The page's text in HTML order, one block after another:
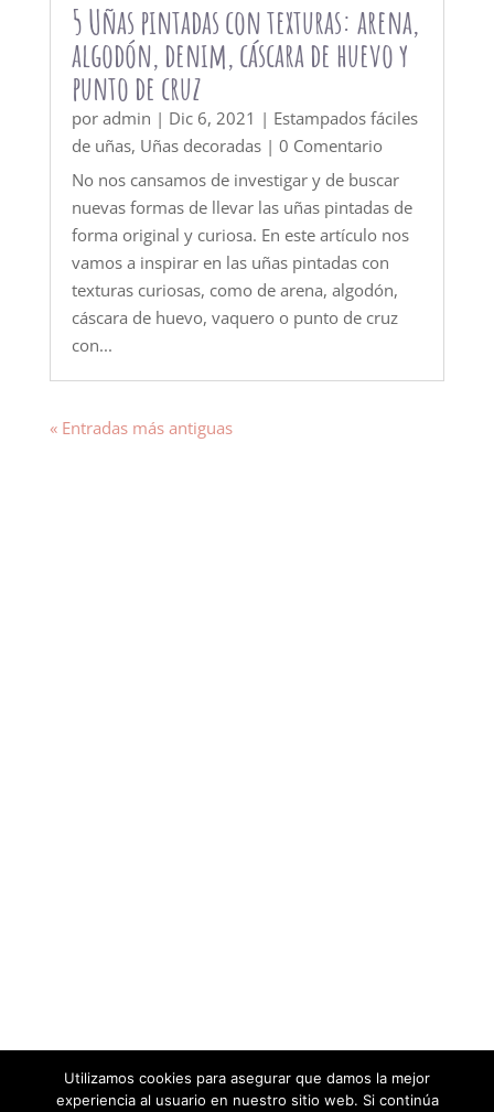
5 Uñas pintadas con texturas: arena,
algodón, denim, cáscara de huevo y
punto de cruz
por admin | Dic 6, 2021 | Estampados fáciles
de uñas, Uñas decoradas| 0 Comentario
No nos cansamos de investigar y de buscar
nuevas formas de llevar las uñas pintadas de
forma original y curiosa. En este artículo nos
vamos a inspirar en las uñas pintadas con
texturas curiosas, como de arena, algodón,
cáscara de huevo, vaquero o punto de cruz
con...
« Entradas más antiguas
Utilizamos cookies para asegurar que damos la mejor
experiencia al usuario en nuestro sitio web. Si continúa